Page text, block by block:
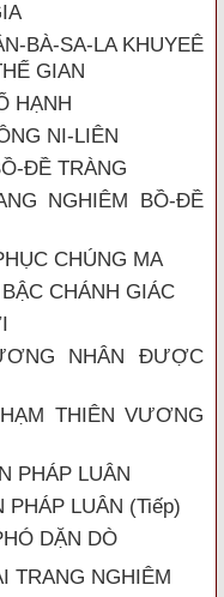
BÀ-SA-LA KHUYEÊ
GIAN
HẠNH
NI-LIÊN
ĐỀ TRÀNG
NGHIÊM BỒ-ĐỀ
CHÚNG MA
CHÁNH GIÁC
NHÂN ĐƯỢC
THIÊN VƯƠNG
PHÁP LUÂN
PHÁP LUÂN (Tiếp)
DẶN DÒ
TRANG NGHIÊM